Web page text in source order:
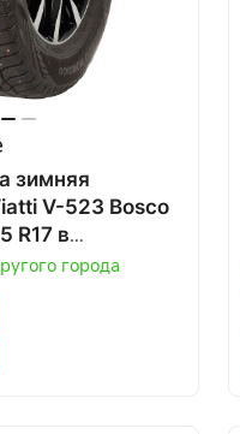
зимняя
V-523 Bosco
в
города